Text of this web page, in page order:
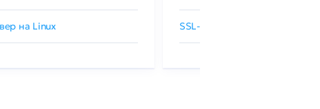
на Linux SSL-сертификаты GlobalSign